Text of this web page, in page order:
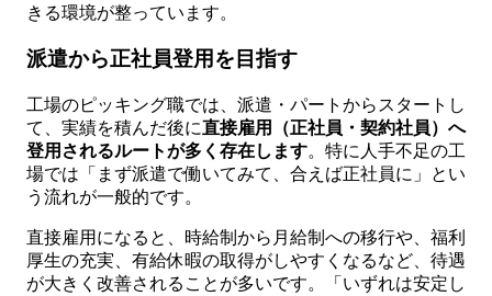
きる環境が整っています。
派遣から正社員登用を目指す
工場のピッキング職では、派遣・パートからスタートし
て、実績を積んだ後に直接雇用（正社員・契約社員）へ
登用されるルートが多く存在します。特に人手不足の工
場では「まず派遣で働いてみて、合えば正社員に」とい
う流れが一般的です。
直接雇用になると、時給制から月給制への移行や、福利
厚生の充実、有給休暇の取得がしやすくなるなど、待遇
が大きく改善されることが多いです。「いずれは安定し